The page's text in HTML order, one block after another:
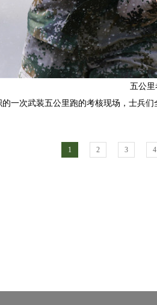
五公里
一次武装五公里跑的考核现场，士兵
1 2 3 4